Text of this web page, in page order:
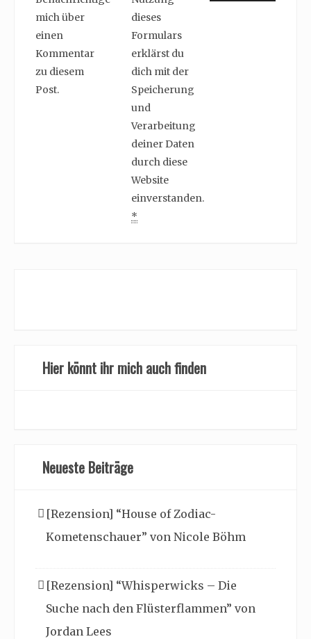
mich über
einen
Kommentar
zu diesem
Post.
dieses
Formulars
erklärst du
dich mit der
Speicherung
und
Verarbeitung
deiner Daten
durch diese
Website
einverstanden.
*
Hier könnt ihr mich auch finden
Neueste Beiträge
[Rezension] “House of Zodiac-
Kometenschauer” von Nicole Böhm
[Rezension] “Whisperwicks – Die
Suche nach den Flüsterflammen” von
Jordan Lees